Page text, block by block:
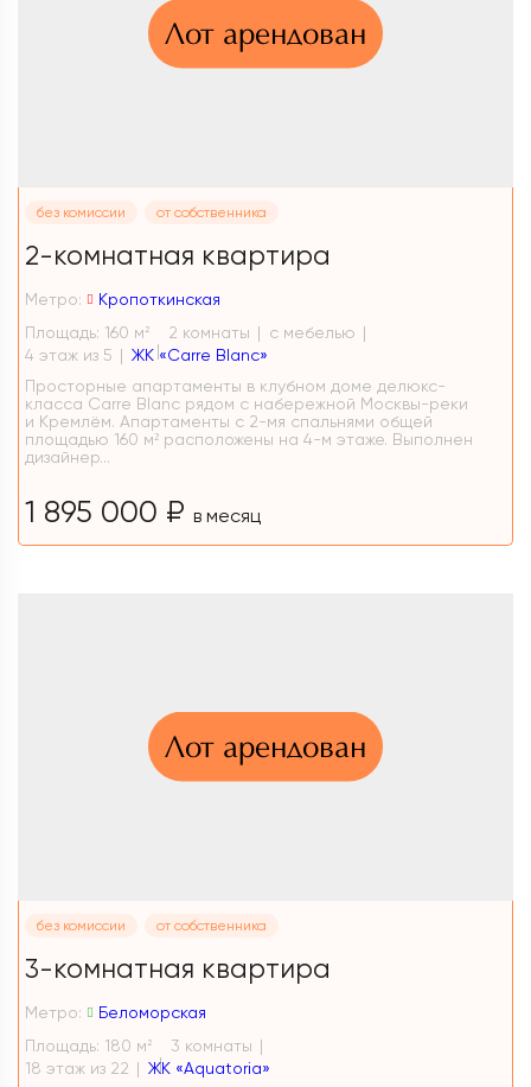
Лот арендован
без комиссии от собственника
2-комнатная квартира
Метро:
Кропоткинская
Площадь: 160 м 2 2 комнаты
с мебелью
4 этаж из 5
ЖК «Carre Blanc»
Просторные апартаменты в клубном доме делюкс-
класса Carre Blanc рядом с набережной Москвы-реки
и Кремлём. Апартаменты с 2-мя спальнями общей
площадью 160 м² расположены на 4-м этаже. Выполнен
дизайнер...
1 895 000 ₽ в месяц
Лот арендован
без комиссии от собственника
3-комнатная квартира
Метро:
Беломорская
Площадь: 180 м 2
3 комнаты
18 этаж из 22
ЖК «Aquatoria»